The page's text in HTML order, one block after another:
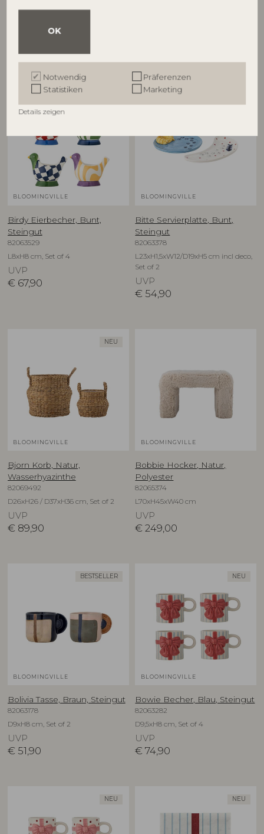
OK
Notwendig
Präferenzen
Statistiken
Marketing
Details zeigen
82063280
BLOOMINGVILLE
Birdy Eierbecher, Bunt,
Steingut
82063529
L8xH8 cm, Set of 4
UVP
€ 67,90
BLOOMINGVILLE
Bitte Servierplatte, Bunt,
Steingut
82063378
L23xH1,5xW12/D19xH5 cm incl deco,
Set of 2
UVP
€ 54,90
NEU
BLOOMINGVILLE
Bjorn Korb, Natur,
Wasserhyazinthe
82069492
D26xH26 / D37xH36 cm, Set of 2
UVP
€ 89,90
BLOOMINGVILLE
Bobbie Hocker, Natur,
Polyester
82065374
L70xH45xW40 cm
UVP
€ 249,00
BESTSELLER
BLOOMINGVILLE
Bolivia Tasse, Braun, Steingut
82063178
D9xH8 cm, Set of 2
UVP
€ 51,90
NEU
BLOOMINGVILLE
Bowie Becher, Blau, Steingut
82063282
D9,5xH8 cm, Set of 4
UVP
€ 74,90
NEU NEU